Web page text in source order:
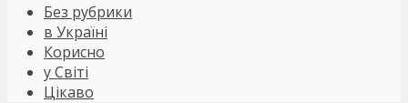
Без рубрики
в Україні
Корисно
у Світі
Цікаво